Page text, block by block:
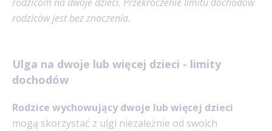
rodziców jest bez znaczenia.
Ulga na dwoje lub więcej dzieci - limity
dochodów
Rodzice wychowujący dwoje lub więcej dzieci
mogą skorzystać z ulgi niezależnie od swoich